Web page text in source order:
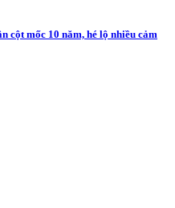
cột mốc 10 năm, hé lộ nhiều cảm